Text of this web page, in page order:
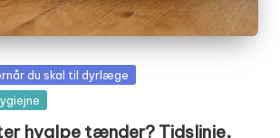
du skal til dyrlæge
hvalpe tænder? Tidslinje,